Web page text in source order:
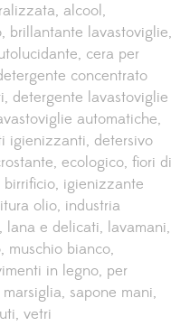
alcool
brillantante lavastoviglie
cera per
concentrato
detergente lavastoviglie
automatiche
igienizzanti detersivo
ecologico fiori di
igienizzante
olio industria
lana e delicati lavamani
muschio bianco
in legno per
sapone mani
vetri